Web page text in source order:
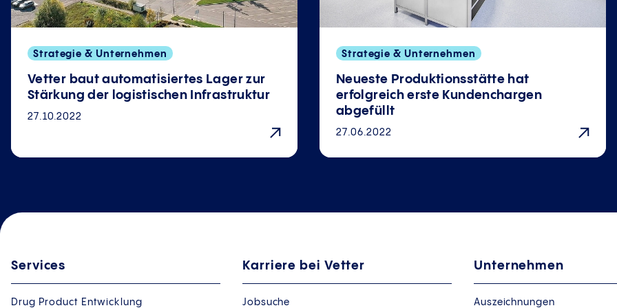
Strategie & Unternehmen
Vetter baut automatisiertes Lager zur
Stärkung der logistischen Infrastruktur
27.10.2022
Strategie & Unternehmen
Neueste Produktionsstätte hat
erfolgreich erste Kundenchargen
abgefüllt
27.06.2022
Services
Drug Product Entwicklung
Karriere bei Vetter
Jobsuche
Unternehmen
Auszeichnungen